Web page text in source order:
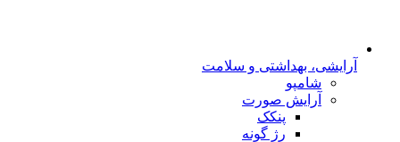
آرایشی، بهداشتی و سلامت
شامپو
آرایش صورت
پنکک
رژ گونه